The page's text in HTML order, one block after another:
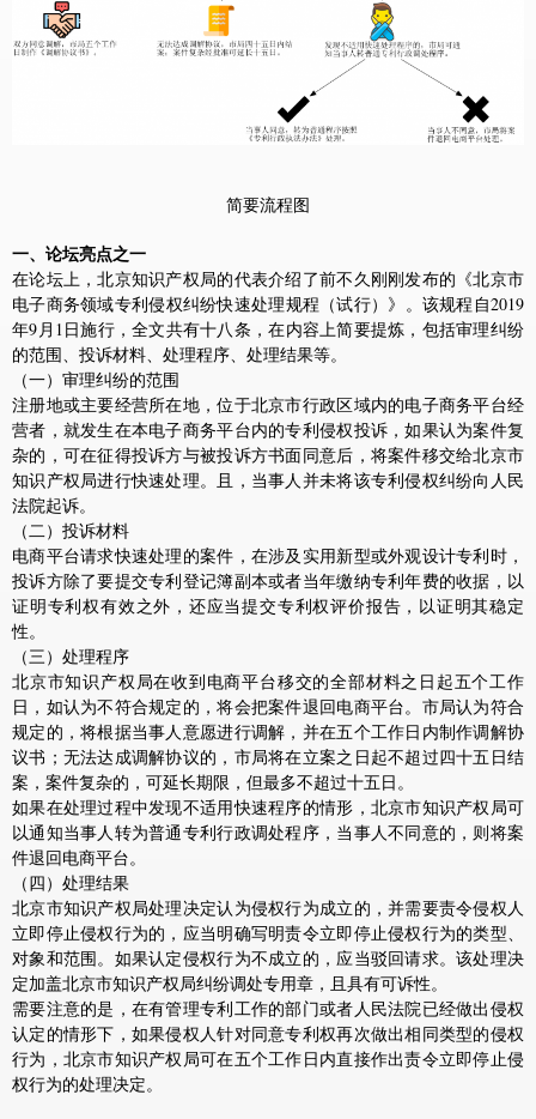
简要流程图
一、论坛亮点之一
在论坛上，北京知识产权局的代表介绍了前不久刚刚发布的《北京市
电子商务领域专利侵权纠纷快速处理规程（试行）》。该规程自2019
年9月1日施行，全文共有十八条，在内容上简要提炼，包括审理纠纷
的范围、投诉材料、处理程序、处理结果等。
（一）审理纠纷的范围
注册地或主要经营所在地，位于北京市行政区域内的电子商务平台经
营者，就发生在本电子商务平台内的专利侵权投诉，如果认为案件复
杂的，可在征得投诉方与被投诉方书面同意后，将案件移交给北京市
知识产权局进行快速处理。且，当事人并未将该专利侵权纠纷向人民
法院起诉。
（二）投诉材料
电商平台请求快速处理的案件，在涉及实用新型或外观设计专利时，
投诉方除了要提交专利登记簿副本或者当年缴纳专利年费的收据，以
证明专利权有效之外，还应当提交专利权评价报告，以证明其稳定
性。
（三）处理程序
北京市知识产权局在收到电商平台移交的全部材料之日起五个工作
日，如认为不符合规定的，将会把案件退回电商平台。市局认为符合
规定的，将根据当事人意愿进行调解，并在五个工作日内制作调解协
议书；无法达成调解协议的，市局将在立案之日起不超过四十五日结
案，案件复杂的，可延长期限，但最多不超过十五日。
如果在处理过程中发现不适用快速程序的情形，北京市知识产权局可
以通知当事人转为普通专利行政调处程序，当事人不同意的，则将案
件退回电商平台。
（四）处理结果
北京市知识产权局处理决定认为侵权行为成立的，并需要责令侵权人
立即停止侵权行为的，应当明确写明责令立即停止侵权行为的类型、
对象和范围。如果认定侵权行为不成立的，应当驳回请求。该处理决
定加盖北京市知识产权局纠纷调处专用章，且具有可诉性。
需要注意的是，在有管理专利工作的部门或者人民法院已经做出侵权
认定的情形下，如果侵权人针对同意专利权再次做出相同类型的侵权
行为，北京市知识产权局可在五个工作日内直接作出责令立即停止侵
权行为的处理决定。